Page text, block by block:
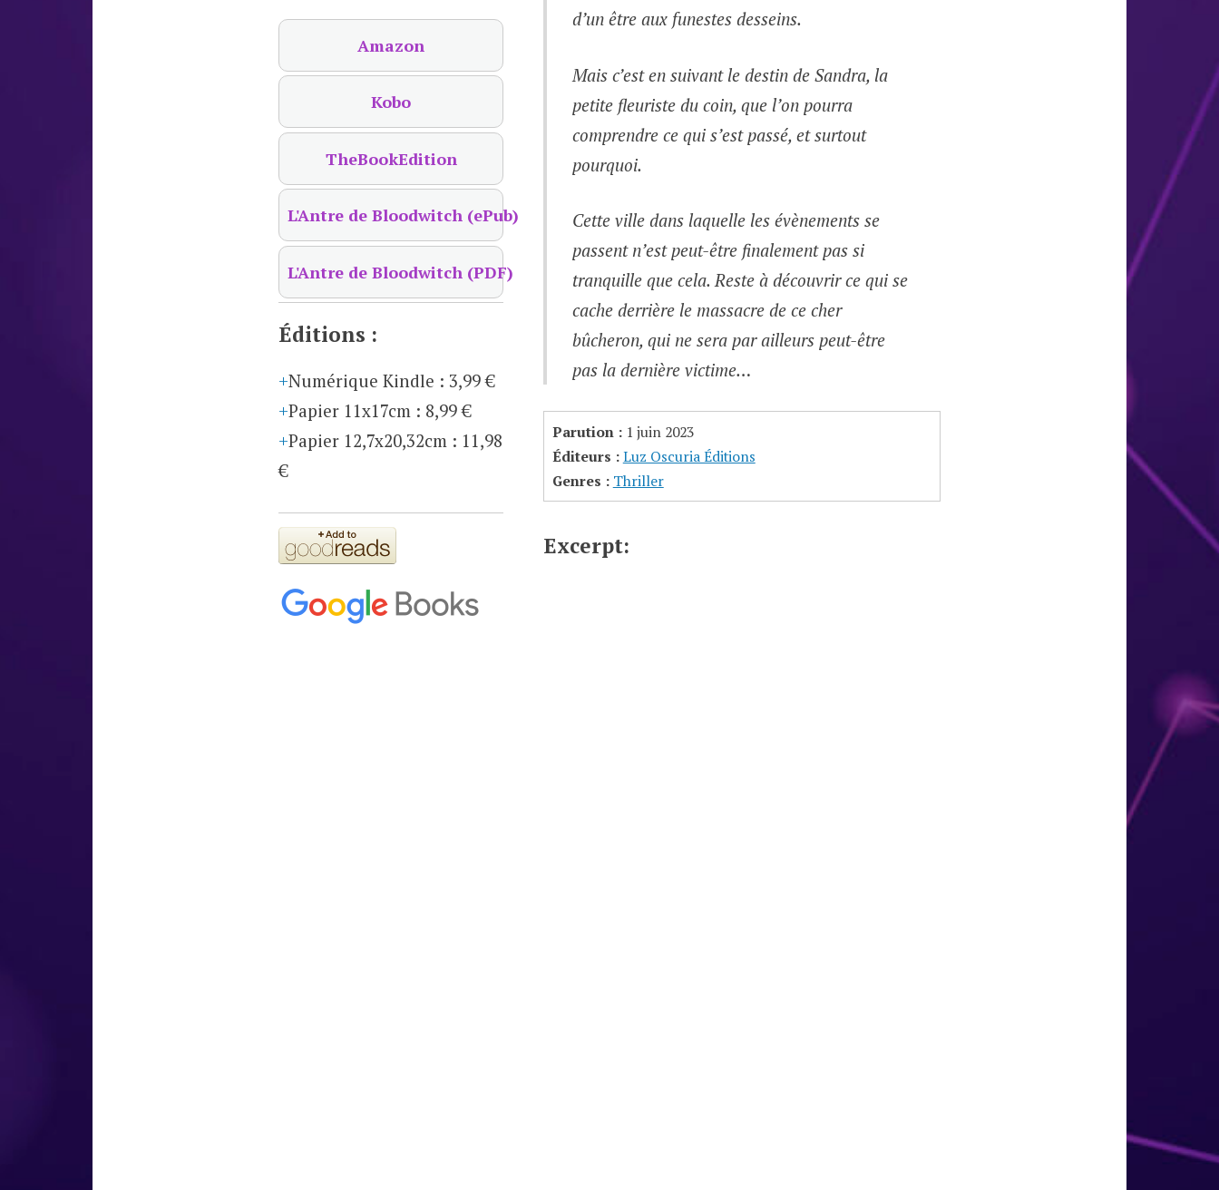
Amazon
Kobo
TheBookEdition
L'Antre de Bloodwitch (ePub)
L'Antre de Bloodwitch (PDF)
Éditions :
Numérique Kindle : 3,99 €
Papier 11x17cm : 8,99 €
Papier 12,7x20,32cm : 11,98
€
d’un être aux funestes desseins.
Mais c’est en suivant le destin de Sandra, la
petite fleuriste du coin, que l’on pourra
comprendre ce qui s’est passé, et surtout
pourquoi.
Cette ville dans laquelle les évènements se
passent n’est peut-être finalement pas si
tranquille que cela. Reste à découvrir ce qui se
cache derrière le massacre de ce cher
bûcheron, qui ne sera par ailleurs peut-être
pas la dernière victime…
Parution : 1 juin 2023
Éditeurs : Luz Oscuria Éditions
Genres : Thriller
Excerpt: